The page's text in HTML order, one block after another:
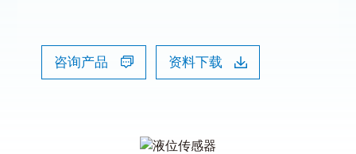
咨询产品 资料下载